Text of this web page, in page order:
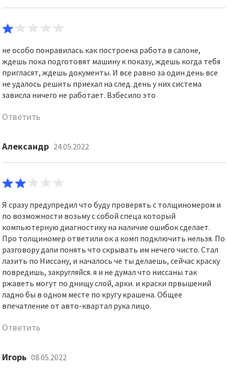
не особо понравилась как построена работа в салоне,
ждешь пока подготовят машину к показу, ждешь когда тебя
пригласят, ждешь документы. И все равно за один день все
не удалось решить приехал на след. день у них система
зависла ничего не работает. Взбесило это
Ответить
Александр 24.05.2022
Я сразу предупредил что буду проверять с толщиномером и
по возможности возьму с собой спеца который
компьютерную диагностику на наличие ошибок сделает.
Про толщиномер ответили ок а комп подключить нельзя. По
разговору дали понять что скрывать им нечего чисто. Стал
лазить по Ниссану, и началось че ты делаешь, сейчас краску
повредишь, закругляйся. я и не думал что ниссаны так
ржаветь могут по днищу слой, арки. и краски првышений
ладно бы в одном месте по кругу крашена. Общее
впечатление от авто-квартал рука лицо.
Ответить
Игорь 08.05.2022